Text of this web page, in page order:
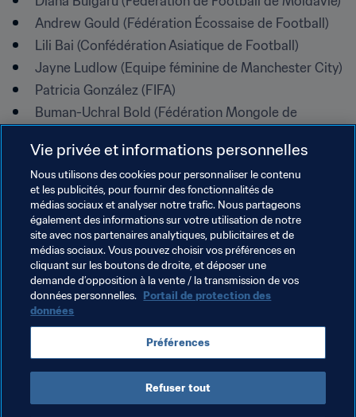
Andrew Gould (Fédération Écossaise de Football)
Lili Bai (Confédération Asiatique de Football)
Jayne Ludlow (Equipe féminine de Manchester City)
Patricia González (FIFA)
Buman-Uchral Bold (Fédération Mongole de
Ricardo Leão (Fédération Brésilienne de Football)
Thèmes en lien
Centre de Ressources Techniques de la FIFA
Organisation Brazil CONMEBOL
Vie privée et informations personnelles
Nous utilisons des cookies pour personnaliser le contenu
et les publicités, pour fournir des fonctionnalités de
médias sociaux et analyser notre trafic. Nous partageons
également des informations sur votre utilisation de notre
site avec nos partenaires analytiques, publicitaires et de
médias sociaux. Vous pouvez choisir vos préférences en
cliquant sur les boutons de droite, et déposer une
demande d’opposition à la vente / la transmission de vos
données personnelles. Portail de protection des
données
Préférences
Refuser tout